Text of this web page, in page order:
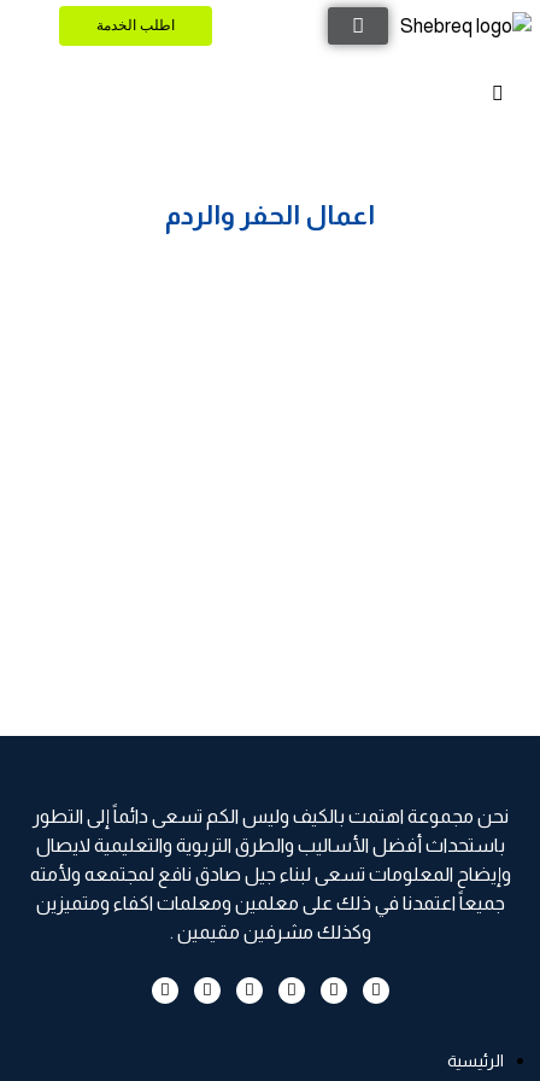
اطلب الخدمة
اعمال الحفر والردم
نحن مجموعة اهتمت بالكيف وليس الكم تسعى دائماً إلى التطور
باستحداث أفضل الأساليب والطرق التربوية والتعليمية لايصال
وإيضاح المعلومات تسعى لبناء جيل صادق نافع لمجتمعه ولأمته
جميعاً اعتمدنا في ذلك على معلمين ومعلمات اكفاء ومتميزين
وكذلك مشرفين مقيمين .
الرئيسية